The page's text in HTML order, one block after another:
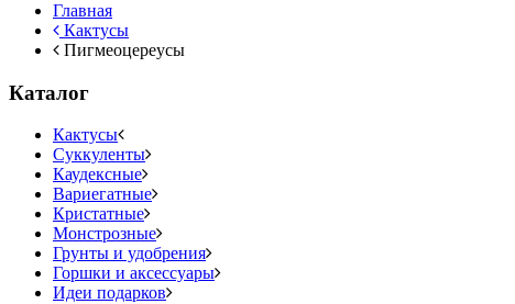
Главная
Кактусы
Пигмеоцереусы
Каталог
Кактусы
Суккуленты
Каудексные
Вариегатные
Кристатные
Монстрозные
Грунты и удобрения
Горшки и аксессуары
Идеи подарков